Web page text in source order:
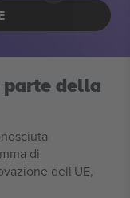
della
di
dell'UE,